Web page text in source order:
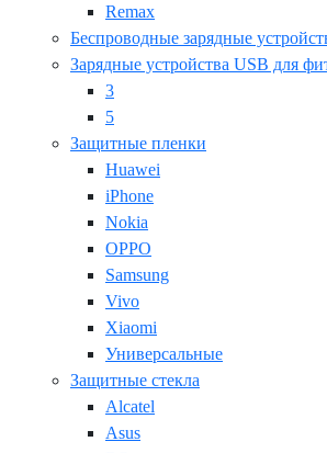
Remax
Беспроводные зарядные
Зарядные устройства USB для
3
5
Защитные пленки
Huawei
iPhone
Nokia
OPPO
Samsung
Vivo
Xiaomi
Универсальные
Защитные стекла
Alcatel
Asus